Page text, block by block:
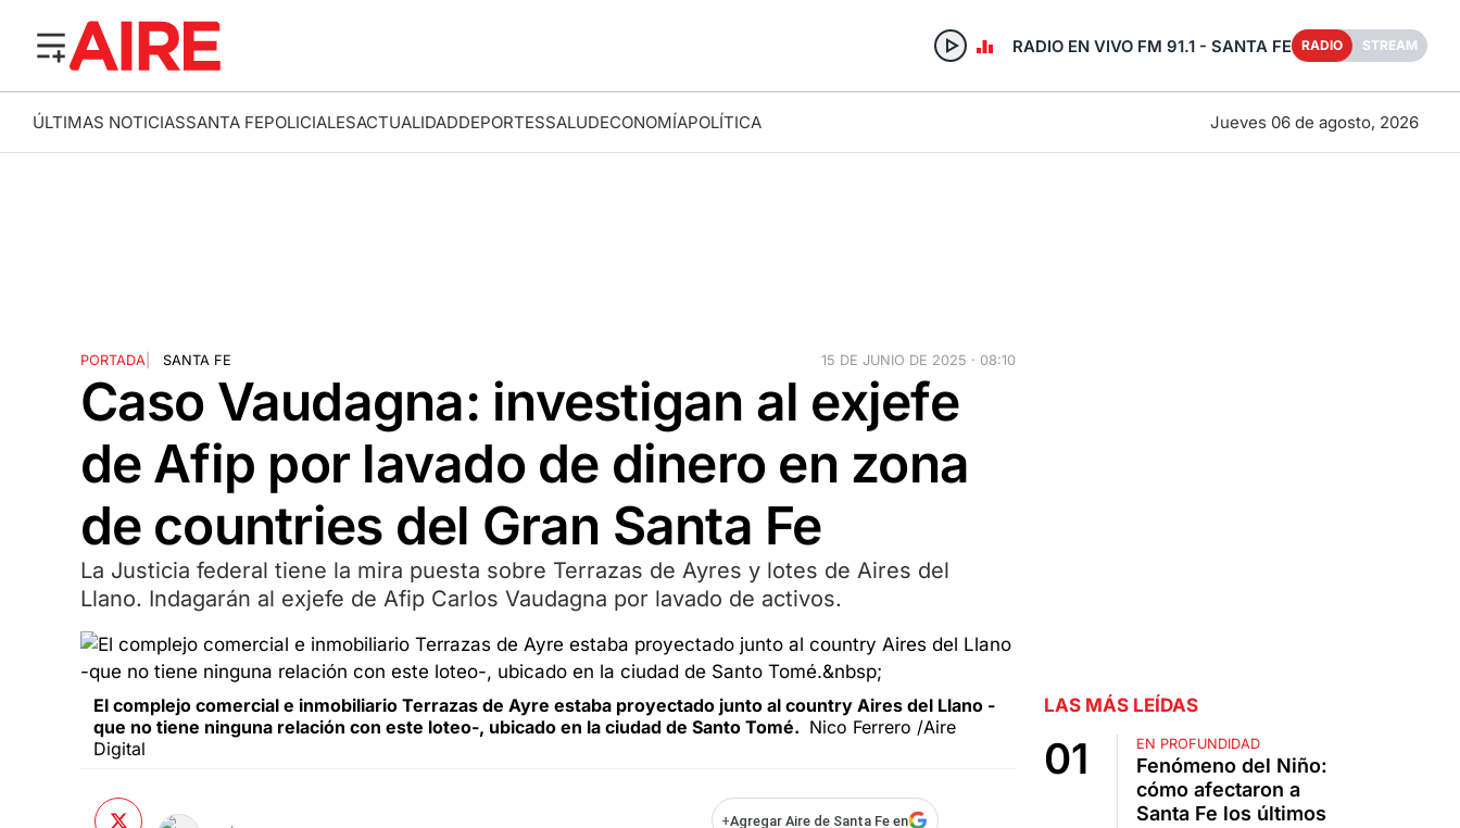
RADIO EN VIVO FM 91.1 - SANTA FE RADIO STREAM
ÚLTIMAS NOTICIASSANTA FEPOLICIALESACTUALIDADDEPORTESSALUDECONOMÍAPOLÍTICA Jueves 06 de agosto, 2026
PORTADA| SANTA FE 15 DE JUNIO DE 2025 · 08:10
Caso Vaudagna: investigan al exjefe
de Afip por lavado de dinero en zona
de countries del Gran Santa Fe
La Justicia federal tiene la mira puesta sobre Terrazas de Ayres y lotes de Aires del
Llano. Indagarán al exjefe de Afip Carlos Vaudagna por lavado de activos.
El complejo comercial e inmobiliario Terrazas de Ayre estaba proyectado junto al country Aires del Llano -
que no tiene ninguna relación con este loteo-, ubicado en la ciudad de Santo Tomé. Nico Ferrero /Aire
Digital
+Agregar Aire de Santa Fe en
LAS MÁS LEÍDAS
EN PROFUNDIDAD
Fenómeno del Niño:
cómo afectaron a
Santa Fe los últimos